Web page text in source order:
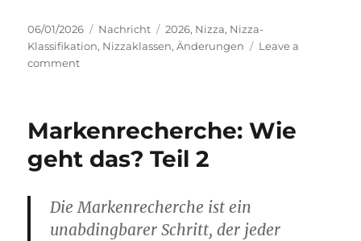
Posted
on
06/01/2026 Categories
Nachricht Tags
2026, Nizza, Nizza-
Klassifikation, Nizzaklassen,Änderungen
Leave a
commenton
–
2026
Markenrecherche: Wie
geht das? Teil 2
Die Markenrecherche ist ein
unabdingbarer Schritt, der jeder